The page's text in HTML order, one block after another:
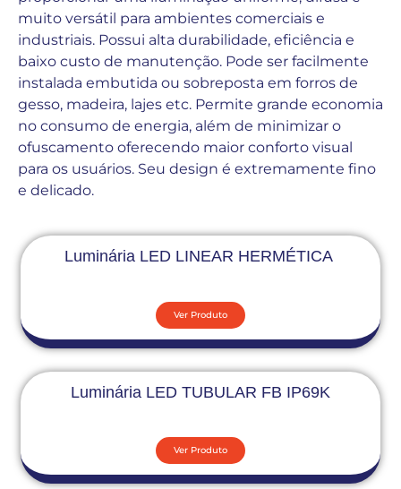
muito versátil para ambientes comerciais e
industriais. Possui alta durabilidade, eficiência e
baixo custo de manutenção. Pode ser facilmente
instalada embutida ou sobreposta em forros de
gesso, madeira, lajes etc. Permite grande economia
no consumo de energia, além de minimizar o
ofuscamento oferecendo maior conforto visual
para os usuários. Seu design é extremamente fino
e delicado.
Luminária LED LINEAR HERMÉTICA
Ver Produto
Luminária LED TUBULAR FB IP69K
Ver Produto